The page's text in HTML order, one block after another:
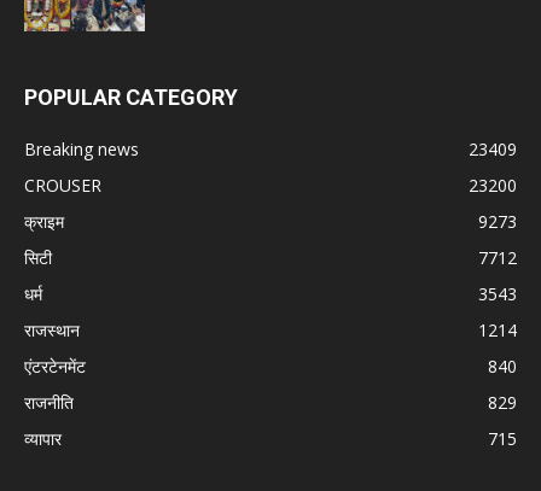
POPULAR CATEGORY
Breaking news
23409
CROUSER
23200
क्राइम
9273
सिटी
7712
धर्म
3543
राजस्थान
1214
एंटरटेनमेंट
840
राजनीति
829
व्यापार
715